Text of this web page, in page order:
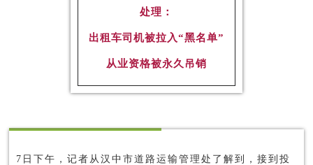
处理：
出租车司机被拉入“黑名单”
从业资格被永久吊销
7日下午，记者从汉中市道路运输管理处了解到，接到投